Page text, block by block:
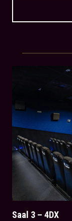
Saal 3 – 4DX